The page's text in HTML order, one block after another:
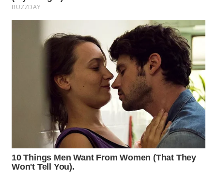
LIKUPANG
LABUANBAJO
NEWS